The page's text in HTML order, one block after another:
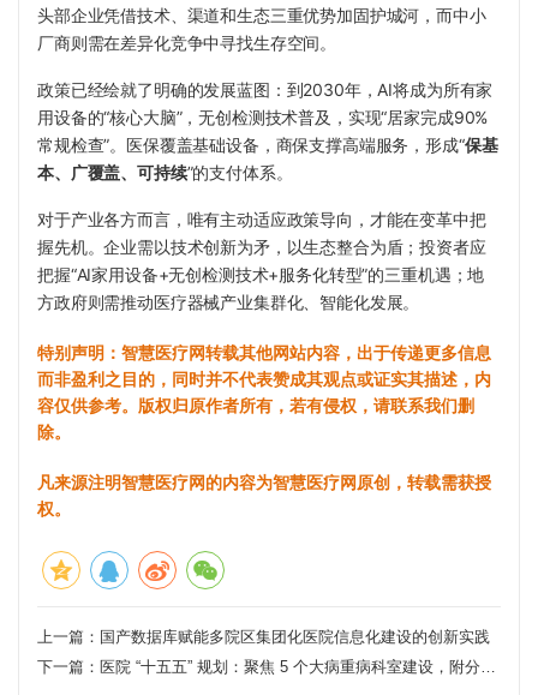
头部企业凭借技术、渠道和生态三重优势加固护城河，而中小
厂商则需在差异化竞争中寻找生存空间。
政策已经绘就了明确的发展蓝图：到2030年，AI将成为所有家
用设备的“核心大脑”，无创检测技术普及，实现“居家完成90%
常规检查”。医保覆盖基础设备，商保支撑高端服务，形成“保基
本、广覆盖、可持续”的支付体系。
对于产业各方而言，唯有主动适应政策导向，才能在变革中把
握先机。企业需以技术创新为矛，以生态整合为盾；投资者应
把握“AI家用设备+无创检测技术+服务化转型”的三重机遇；地
方政府则需推动医疗器械产业集群化、智能化发展。
特别声明：智慧医疗网转载其他网站内容，出于传递更多信息
而非盈利之目的，同时并不代表赞成其观点或证实其描述，内
容仅供参考。版权归原作者所有，若有侵权，请联系我们删
除。
凡来源注明智慧医疗网的内容为智慧医疗网原创，转载需获授
权。
上一篇： 国产数据库赋能多院区集团化医院信息化建设的创新实践
下一篇： 医院 “十五五” 规划：聚焦 5 个大病重病科室建设，附分级路径与落地要点